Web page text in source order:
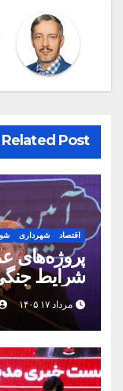
Related Post
اقتصاد شهرداری
پروژه‌های
رسید
مرداد ۱۷ ۱۴۰۵